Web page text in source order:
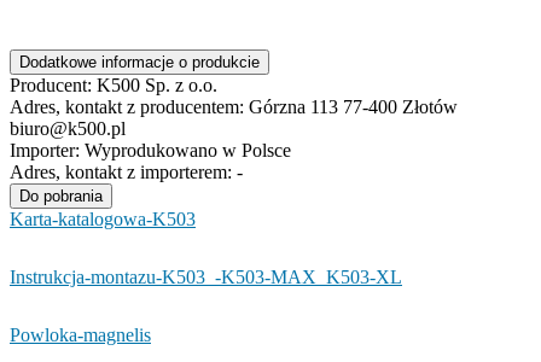
Dodatkowe informacje o produkcie
Producent: K500 Sp. z o.o.
Adres, kontakt z producentem: Górzna 113 77-400 Złotów
biuro@k500.pl
Importer: Wyprodukowano w Polsce
Adres, kontakt z importerem: -
Do pobrania
Karta-katalogowa-K503
Instrukcja-montazu-K503_-K503-MAX_K503-XL
Powloka-magnelis